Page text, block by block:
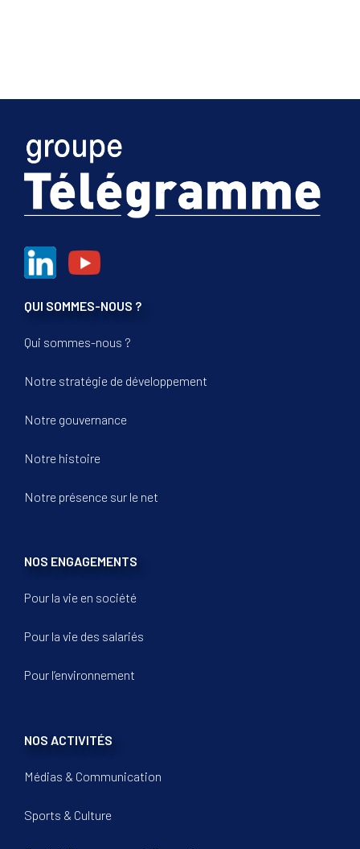
QUI SOMMES-NOUS ?
Qui sommes-nous ?
Notre stratégie de développement
Notre gouvernance
Notre histoire
Notre présence sur le net
NOS ENGAGEMENTS
Pour la vie en société
Pour la vie des salariés
Pour l’environnement
NOS ACTIVITÉS
Médias & Communication
Sports & Culture